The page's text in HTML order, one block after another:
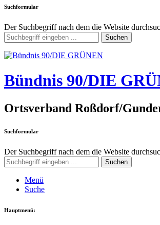
Suchformular
Der Suchbegriff nach dem die Website
Suchen
Bündnis 90/DIE
Ortsverband Roßdorf/
Suchformular
Der Suchbegriff nach dem die Website
Suchen
Menü
Suche
Hauptmenü: